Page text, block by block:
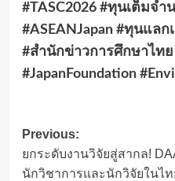
#TASC2026 #ทุนเต็มจ
#ASEANJapan #ทุนแลก
#สำนักข่าวการศึกษาไทย
#JapanFoundation
Post
navigation
Previous:
ยกระดับงานวิจัยสู่สากล!
นักวิชาการและนักวิจัยในไ